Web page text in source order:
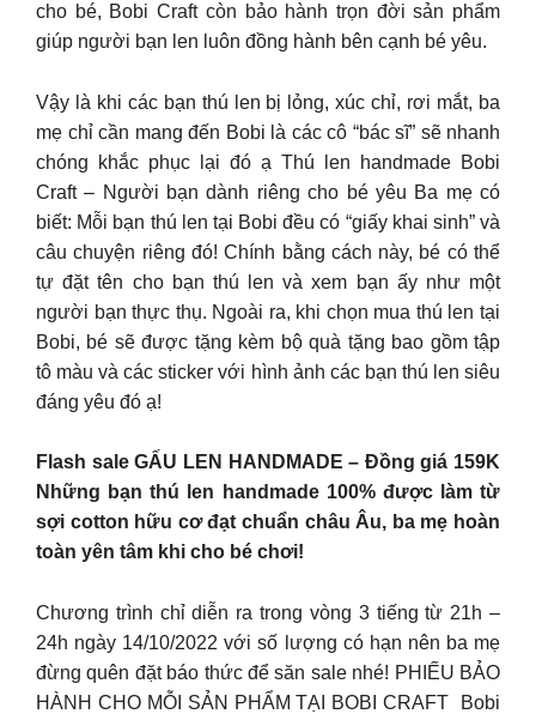
cho bé, Bobi Craft còn bảo hành trọn đời sản phẩm
giúp người bạn len luôn đồng hành bên cạnh bé yêu.
Vậy là khi các bạn thú len bị lỏng, xúc chỉ, rơi mắt, ba
mẹ chỉ cần mang đến Bobi là các cô “bác sĩ” sẽ nhanh
chóng khắc phục lại đó ạ Thú len handmade Bobi
Craft – Người bạn dành riêng cho bé yêu Ba mẹ có
biết: Mỗi bạn thú len tại Bobi đều có “giấy khai sinh” và
câu chuyện riêng đó! Chính bằng cách này, bé có thể
tự đặt tên cho bạn thú len và xem bạn ấy như một
người bạn thực thụ. Ngoài ra, khi chọn mua thú len tại
Bobi, bé sẽ được tặng kèm bộ quà tặng bao gồm tập
tô màu và các sticker với hình ảnh các bạn thú len siêu
đáng yêu đó ạ!
Flash sale GẤU LEN HANDMADE – Đồng giá 159K
Những bạn thú len handmade 100% được làm từ
sợi cotton hữu cơ đạt chuẩn châu Âu, ba mẹ hoàn
toàn yên tâm khi cho bé chơi!
Chương trình chỉ diễn ra trong vòng 3 tiếng từ 21h –
24h ngày 14/10/2022 với số lượng có hạn nên ba mẹ
đừng quên đặt báo thức để săn sale nhé! PHIẾU BẢO
HÀNH CHO MỖI SẢN PHẨM TẠI BOBI CRAFT Bobi